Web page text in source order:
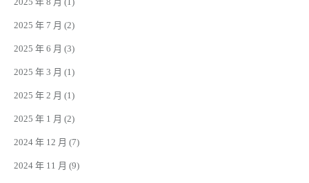
2025 年 7 月 (2)
2025 年 6 月 (3)
2025 年 3 月 (1)
2025 年 2 月 (1)
2025 年 1 月 (2)
2024 年 12 月 (7)
2024 年 11 月 (9)